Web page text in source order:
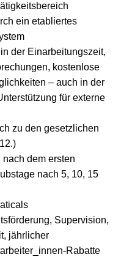
ein etabliertes
der Einarbeitungszeit,
kostenlose
– auch in der
für externe
zu den gesetzlichen
dem ersten
nach 5, 10, 15
Supervision,
jährlicher
Rabatte